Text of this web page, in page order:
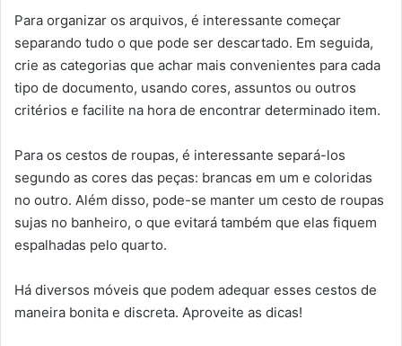
Para organizar os arquivos, é interessante começar
separando tudo o que pode ser descartado. Em seguida,
crie as categorias que achar mais convenientes para cada
tipo de documento, usando cores, assuntos ou outros
critérios e facilite na hora de encontrar determinado item.
Para os cestos de roupas, é interessante separá-los
segundo as cores das peças: brancas em um e coloridas
no outro. Além disso, pode-se manter um cesto de roupas
sujas no banheiro, o que evitará também que elas fiquem
espalhadas pelo quarto.
Há diversos móveis que podem adequar esses cestos de
maneira bonita e discreta. Aproveite as dicas!